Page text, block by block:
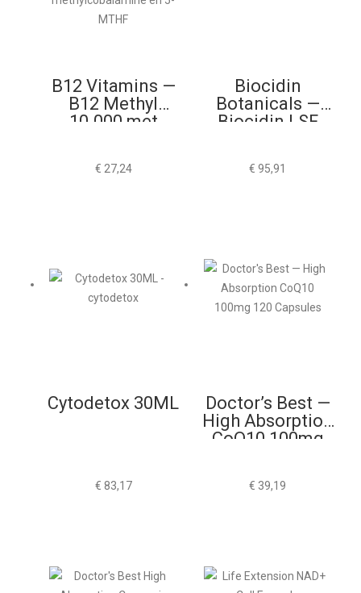
B12 Vitamins —
B12 Methyl
10.000 met
€ 27,24
Biocidin
Botanicals —
Biocidin LSF
€ 95,91
Cytodetox 30ML
€ 83,17
Doctor’s Best —
High Absorption
CoQ10 100mg
€ 39,19